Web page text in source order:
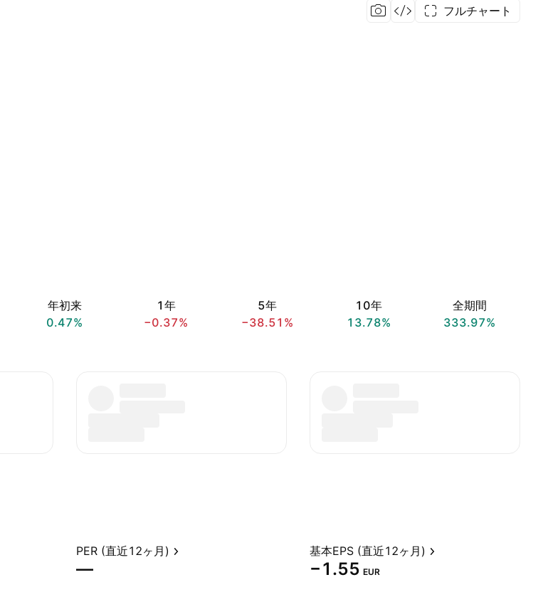
フルチャート
年初来
0.47%
1年
−0.37%
5年
−38.51%
10年
13.78%
全期間
333.97%
PER (直近12ヶ月)
—
基本EPS (直近12ヶ月)
−1.55 EUR